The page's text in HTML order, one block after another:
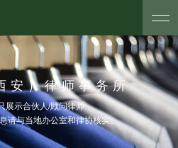
安）律师事务所
展示合伙人/顾问律师，
请与当地办公室和律协核实。